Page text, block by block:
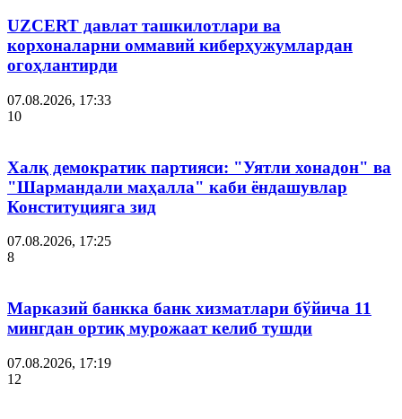
UZCERT давлат ташкилотлари ва
корхоналарни оммавий киберҳужумлардан
огоҳлантирди
07.08.2026, 17:33
10
Халқ демократик партияси: "Уятли хонадон" ва
"Шармандали маҳалла" каби ёндашувлар
Конституцияга зид
07.08.2026, 17:25
8
Марказий банкка банк хизматлари бўйича 11
мингдан ортиқ мурожаат келиб тушди
07.08.2026, 17:19
12